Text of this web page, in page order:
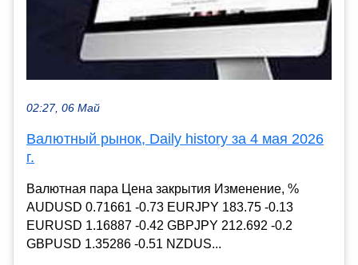
02:27, 06 Май
Валютный рынок, Daily history за 4 мая 2026
г.
Валютная пара Цена закрытия Изменение, %
AUDUSD 0.71661 -0.73 EURJPY 183.75 -0.13
EURUSD 1.16887 -0.42 GBPJPY 212.692 -0.2
GBPUSD 1.35286 -0.51 NZDUS...